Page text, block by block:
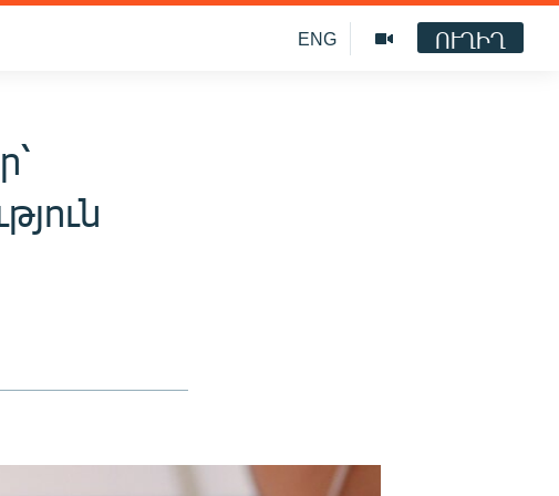
ENG ՈՒՂԻՂ